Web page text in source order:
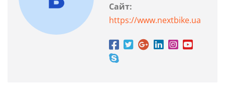
Сайт:
https://www.nextbike.ua